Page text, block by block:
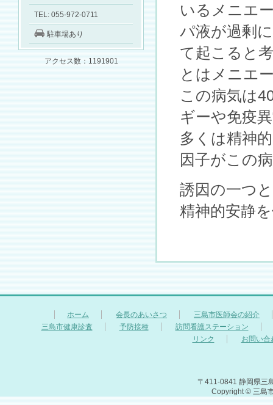
いるメニエ
パ液が過剰
て起こると
とはメニエ
この病気は
ギーや免疫
多くは精神
因子がこの
誘因の一つ
精神的安静
TEL: 055-972-0711
駐車場あり
アクセス数：1191901
ホーム 会長のあいさつ
三島市医師会の紹介
三島市健康診査
予防接種
訪問看護ステーション
リンク
お問い合
〒411-0841 静岡県三
Copyright © 三島